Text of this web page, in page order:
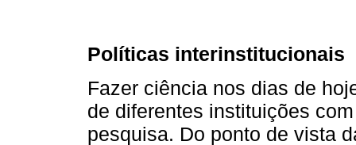
Políticas interinstitucionais
Fazer ciência nos dias de
de diferentes instituições
pesquisa. Do ponto de vista